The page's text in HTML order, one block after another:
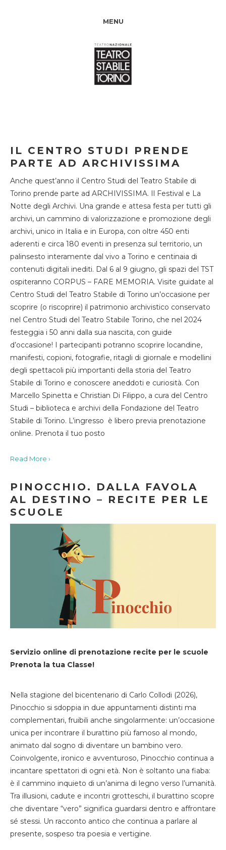
MENU
IL CENTRO STUDI PRENDE
PARTE AD ARCHIVISSIMA
Anche quest’anno il Centro Studi del Teatro Stabile di
Torino prende parte ad ARCHIVISSIMA. Il Festival e La
Notte degli Archivi. Una grande e attesa festa per tutti gli
archivi, un cammino di valorizzazione e promozione degli
archivi, unico in Italia e in Europa, con oltre 450 enti
aderenti e circa 180 eventi in presenza sul territorio, un
palinsesto interamente dal vivo a Torino e centinaia di
contenuti digitali inediti. Dal 6 al 9 giugno, gli spazi del TST
ospiteranno CORPUS – FARE MEMORIA. Visite guidate al
Centro Studi del Teatro Stabile di Torino un’occasione per
scoprire (o riscoprire) il patrimonio archivistico conservato
nel Centro Studi del Teatro Stabile Torino, che nel 2024
festeggia i 50 anni dalla sua nascita, con guide
d’occasione! I partecipanti potranno scoprire locandine,
manifesti, copioni, fotografie, ritagli di giornale e modellini
degli spettacoli più importanti della storia del Teatro
Stabile di Torino e conoscere aneddoti e curiosità. Con
Marcello Spinetta e Christian Di Filippo, a cura del Centro
Studi – biblioteca e archivi della Fondazione del Teatro
Stabile di Torino. L’ingresso è libero previa prenotazione
online. Prenota il tuo posto
Read More ›
PINOCCHIO. DALLA FAVOLA
AL DESTINO – RECITE PER LE
SCUOLE
Servizio online di prenotazione recite per le scuole
Prenota la tua Classe!
Nella stagione del bicentenario di Carlo Collodi (2026),
Pinocchio si sdoppia in due appuntamenti distinti ma
complementari, fruibili anche singolarmente: un’occasione
unica per incontrare il burattino più famoso al mondo,
animato dal sogno di diventare un bambino vero.
Coinvolgente, ironico e avventuroso, Pinocchio continua a
incantare spettatori di ogni età. Non è soltanto una fiaba:
è il cammino inquieto di un’anima di legno verso l’umanità.
Tra illusioni, cadute e incontri grotteschi, il burattino scopre
che diventare “vero” significa guardarsi dentro e affrontare
sé stessi. Un racconto antico che continua a parlare al
presente, sospeso tra poesia e vertigine.